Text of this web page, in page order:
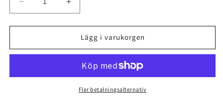
Minska
kvantitet
för
-
Öka
kvantitet
för
Jacka
-
Lägg i varukorgen
Fler betalningsalternativ